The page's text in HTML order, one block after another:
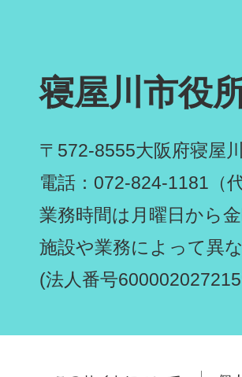
寝屋川市役
〒572-8555大阪府寝屋
電話：072-824-1181（代
業務時間は月曜日から
施設や業務によって異
(法人番号